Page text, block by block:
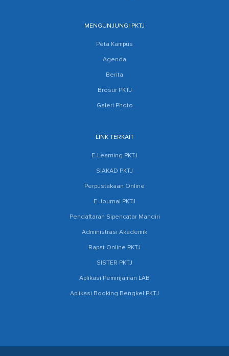
MENGUNJUNGI PKTJ
Peta Kampus
Agenda
Berita
Brosur PKTJ
Galeri Photo
LINK TERKAIT
E-Learning PKTJ
SIAKAD PKTJ
Perpustakaan Online
E-Journal PKTJ
Pendaftaran Sipencatar Mandiri
Administrasi Akademik
Rapat Online PKTJ
SISTER PKTJ
Aplikasi Peminjaman LAB
Aplikasi Booking Bengkel PKTJ